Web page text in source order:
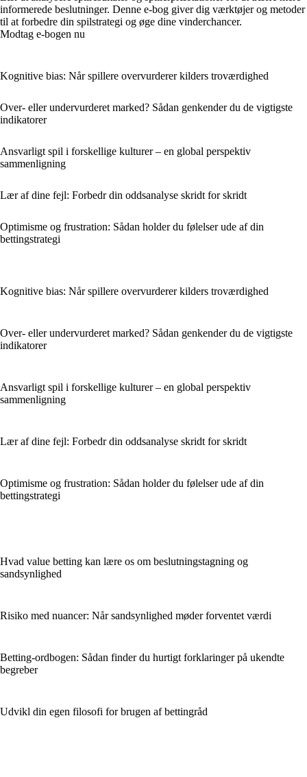
informerede beslutninger. Denne e-bog giver dig værktøjer og metoder
til at forbedre din spilstrategi og øge dine vinderchancer.
Modtag e-bogen nu
Kognitive bias: Når spillere overvurderer kilders troværdighed
Over- eller undervurderet marked? Sådan genkender du de vigtigste
indikatorer
Ansvarligt spil i forskellige kulturer – en global perspektiv
sammenligning
Lær af dine fejl: Forbedr din oddsanalyse skridt for skridt
Optimisme og frustration: Sådan holder du følelser ude af din
bettingstrategi
Kognitive bias: Når spillere overvurderer kilders troværdighed
Over- eller undervurderet marked? Sådan genkender du de vigtigste
indikatorer
Ansvarligt spil i forskellige kulturer – en global perspektiv
sammenligning
Lær af dine fejl: Forbedr din oddsanalyse skridt for skridt
Optimisme og frustration: Sådan holder du følelser ude af din
bettingstrategi
Hvad value betting kan lære os om beslutningstagning og
sandsynlighed
Risiko med nuancer: Når sandsynlighed møder forventet værdi
Betting-ordbogen: Sådan finder du hurtigt forklaringer på ukendte
begreber
Udvikl din egen filosofi for brugen af bettingråd